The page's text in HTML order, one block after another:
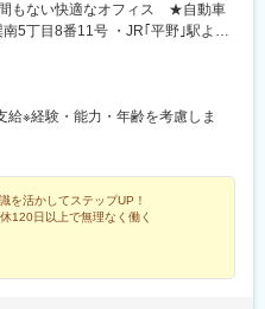
もない快適なオフィス ★自動車
5丁目8番11号 ・JR｢平野｣駅より
駅より徒歩10分※受動喫煙対策：屋
給※経験・能力・年齢を考慮しま
を活かしてステップUP！
120日以上で無理なく働く